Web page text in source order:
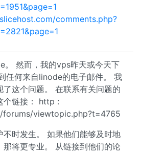
comments.php?
。 然而，我的vps昨天或今天下
任何来自linode的电子邮件。 我
了这个问题。 在联系有关问题的
个链接： http :
viewtopic.php?t=4765
不时发生。 如果他们能够及时地
那将更专业。 从链接到他们的论